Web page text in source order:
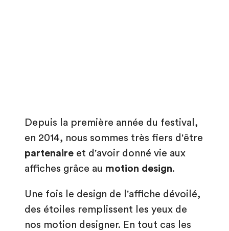
Depuis la première année du festival,
en 2014, nous sommes très fiers d'être
partenaire et d'avoir donné vie aux
affiches grâce au motion design.
Une fois le design de l'affiche dévoilé,
des étoiles remplissent les yeux de
nos motion designer. En tout cas les